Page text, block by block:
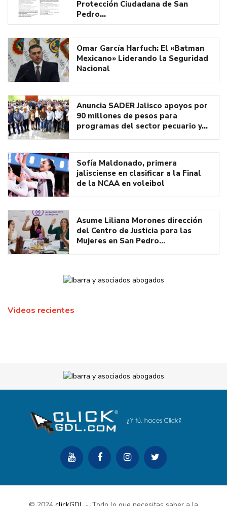
Protección Ciudadana de San
Pedro…
Omar García Harfuch: El «Batman
Mexicano» Liderando la Seguridad
Nacional
Anuncia SADER Jalisco apoyos por
90 millones de pesos para
programas del sector pecuario y…
Sofía Maldonado, primera
jalisciense en clasificar a la Final
de la NCAA en voleibol
Asume Liliana Morones dirección
del Centro de Justicia para las
Mujeres en San Pedro…
Videos recientes